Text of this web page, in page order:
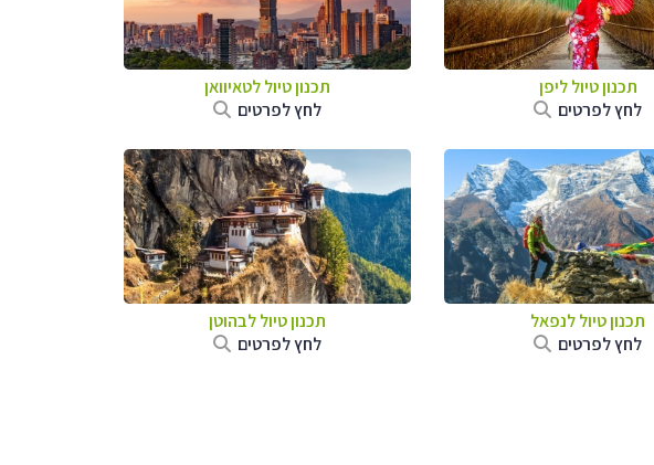
תכנון טיולליפן
לחץ לפרטים
תכנון טיוללטאיוואן
לחץ לפרטים
תכנון טיול לנפאל
לחץ לפרטים
תכנון טיול לבהוטן
לחץ לפרטים